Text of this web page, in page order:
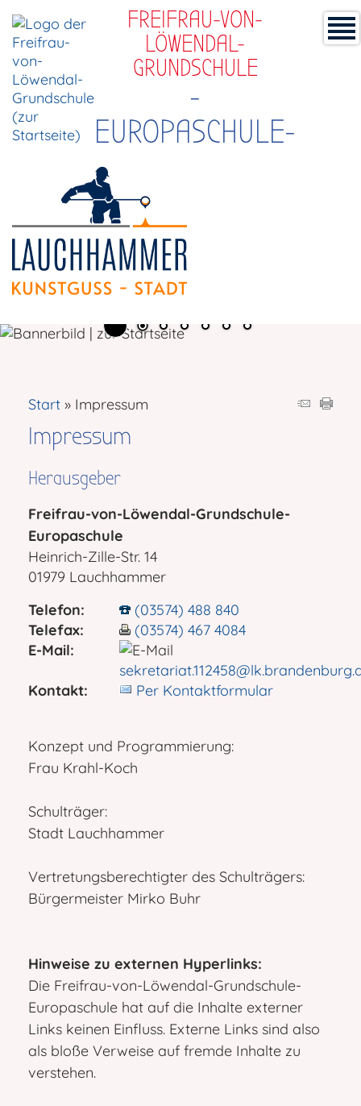
FREIFRAU-VON-
LÖWENDAL-
GRUNDSCHULE
-
EUROPASCHULE-
Start Impressum
Impressum
Herausgeber
Freifrau-von-Löwendal-Grundschule-
Europaschule
Heinrich-Zille-Str. 14
01979 Lauchhammer
Telefon:
(03574) 488 840
Telefax:
(03574) 467 4084
E-Mail:
Kontakt:
Per Kontaktformular
Konzept und Programmierung:
Frau Krahl-Koch
Schulträger:
Stadt Lauchhammer
Vertretungsberechtigter des Schulträgers:
Bürgermeister Mirko Buhr
Hinweise zu externen Hyperlinks:
Die Freifrau-von-Löwendal-Grundschule-
Europaschule hat auf die Inhalte externer
Links keinen Einfluss. Externe Links sind also
als bloße Verweise auf fremde Inhalte zu
verstehen.